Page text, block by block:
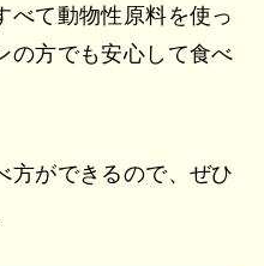
べて動物性原料を使っ
の方でも安心して食べ
方ができるので、ぜひ